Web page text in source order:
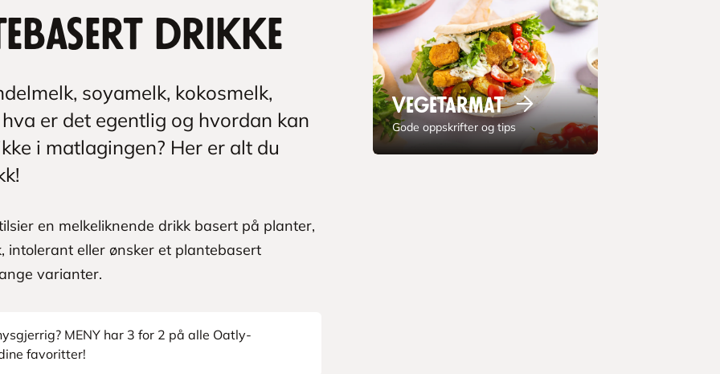
drikke
soyamelk, kokosmelk,
er det egentlig og hvordan kan
i matlagingen? Her er alt du
en melkeliknende drikk basert på planter,
intolerant eller ønsker et plantebasert
varianter.
MENY har 3 for 2 på alle Oatly-
favoritter!
Vegetarmat
Gode oppskrifter og tips